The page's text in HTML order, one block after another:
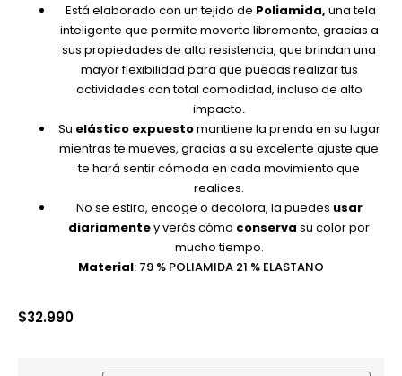
Está elaborado con un tejido de Poliamida, una tela
inteligente que permite moverte libremente, gracias a
sus propiedades de alta resistencia, que brindan una
mayor flexibilidad para que puedas realizar tus
actividades con total comodidad, incluso de alto
impacto.
Su elástico expuestomantiene la prenda en su lugar
mientras te mueves, gracias a su excelente ajuste que
te hará sentir cómoda en cada movimiento que
realices.
No se estira, encoge o decolora, la puedes usar
diariamentey verás cómo conserva su color por
mucho tiempo.
Material: 79 % POLIAMIDA 21 % ELASTANO
$32.990